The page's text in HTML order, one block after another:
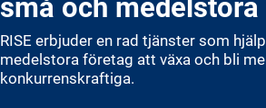
RISE erbjuder en rad tjänster som
medelstora företag att växa och bli
konkurrenskraftiga.